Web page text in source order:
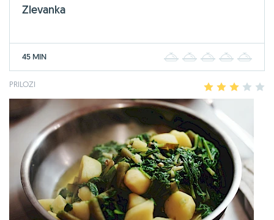
Zlevanka
45 MIN 2 3 4
PRILOZI 2 3 4